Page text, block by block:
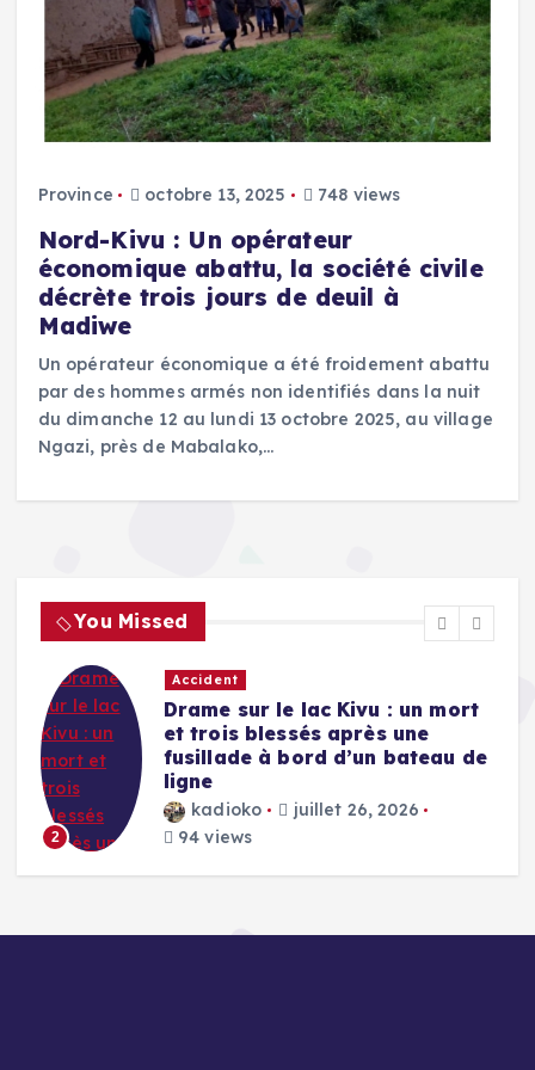
Province octobre 13, 2025 748 views
‎Nord-Kivu : Un opérateur
économique abattu, la société civile
décrète trois jours de deuil à
Madiwe
‎Un opérateur économique a été froidement abattu
par des hommes armés non identifiés dans la nuit
du dimanche 12 au lundi 13 octobre 2025, au village
Ngazi, près de Mabalako,…
You Missed
2
Accident
Drame sur le lac Kivu : un mort
et trois blessés après une
fusillade à bord d’un bateau de
ligne
kadioko
juillet 26, 2026
94 views